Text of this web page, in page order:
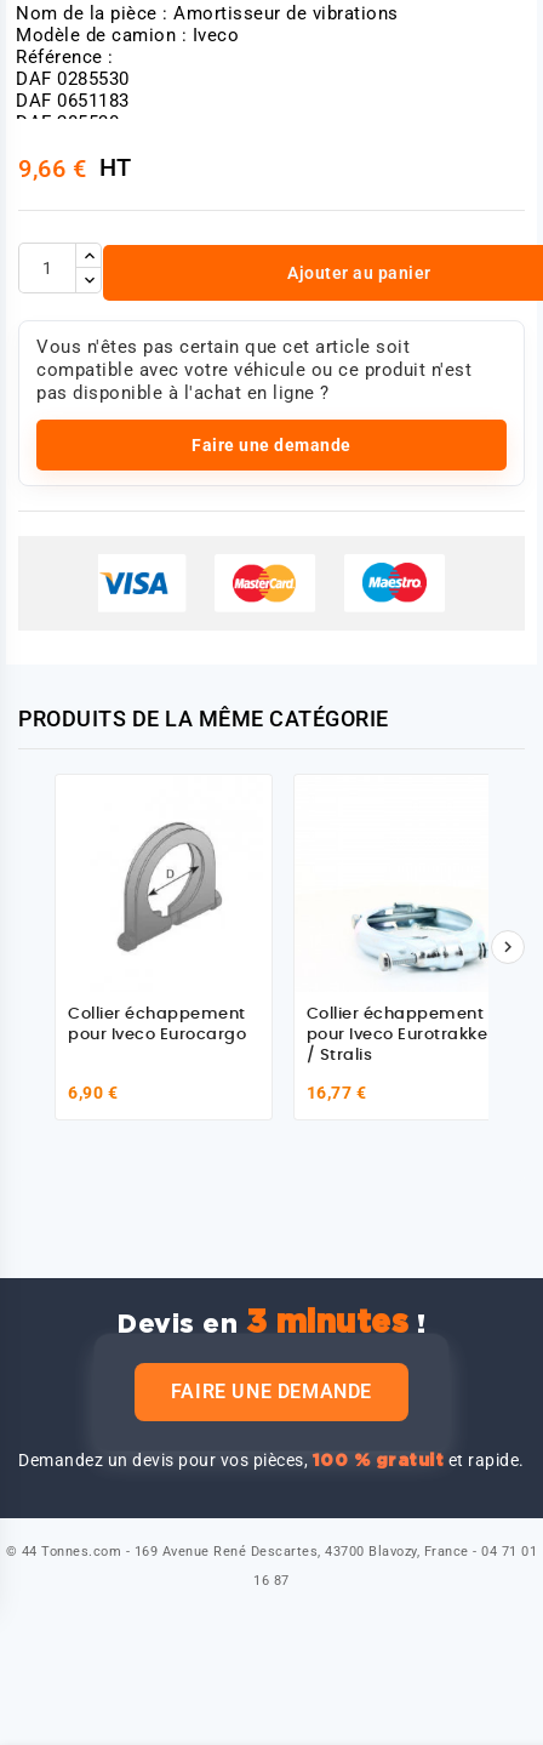
Nom de la pièce : Amortisseur de vibrations
Modèle de camion : Iveco
Référence :
DAF 0285530
DAF 0651183
DAF 285530
DAF ACU4027
DAF B210027
Iveco 500362805
MAN 81962100026
Renault 0023552198
Renault 7700565762
Photo non contractuelle
9,66 € HT
Ajouter au panier
Vous n'êtes pas certain que cet article soit
compatible avec votre véhicule ou ce produit n'est
pas disponible à l'achat en ligne ?
Faire une demande
PRODUITS DE LA MÊME CATÉGORIE
Collier échappement
pour Iveco Eurocargo
6,90 €
Collier échappement
pour Iveco Eurotrakker
/ Stralis
16,77 €

Devis en 3 minutes !
FAIRE UNE DEMANDE
Demandez un devis pour vos pièces,100 % gratuit et rapide.
© 44 Tonnes.com - 169 Avenue René Descartes, 43700 Blavozy, France - 04 71 01
16 87